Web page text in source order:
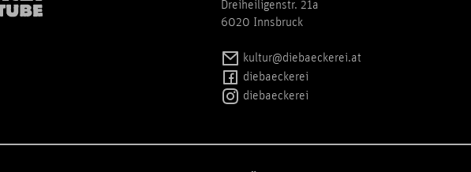
Dreiheiligenstr. 21a
6020 Innsbruck
kultur@diebaeckerei.at
diebaeckerei
diebaeckerei